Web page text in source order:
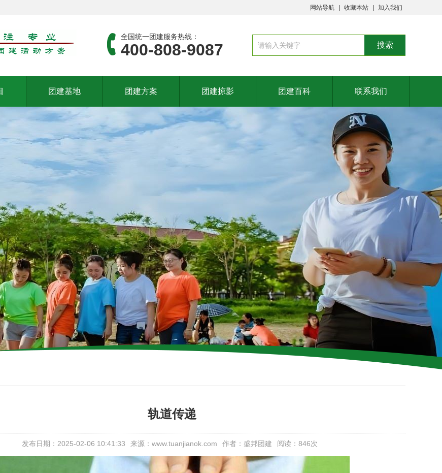
网站导航 收藏本站 加入我们
全国统一团建服务热线：
400-808-9087
团建基地 团建方案 团建掠影 团建百科 联系我们
轨道传递
发布日期：2025-02-06 10:41:33 来源：www.tuanjianok.com 作者：盛邦团建 阅读： 846次